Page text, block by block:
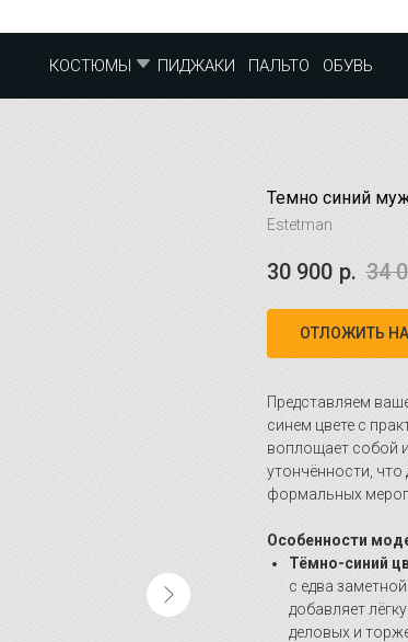
КОСТЮМЫ ПИДЖАКИ ПАЛЬТО ОБУВЬ
Темно синий
Estetman
30 900 р. 34
ОТЛОЖИТЬ
Представляем
синем цвете с
воплощает собой
утончённости,
формальных
Особенности
Тёмно-синий
с едва
добавляет
деловых и